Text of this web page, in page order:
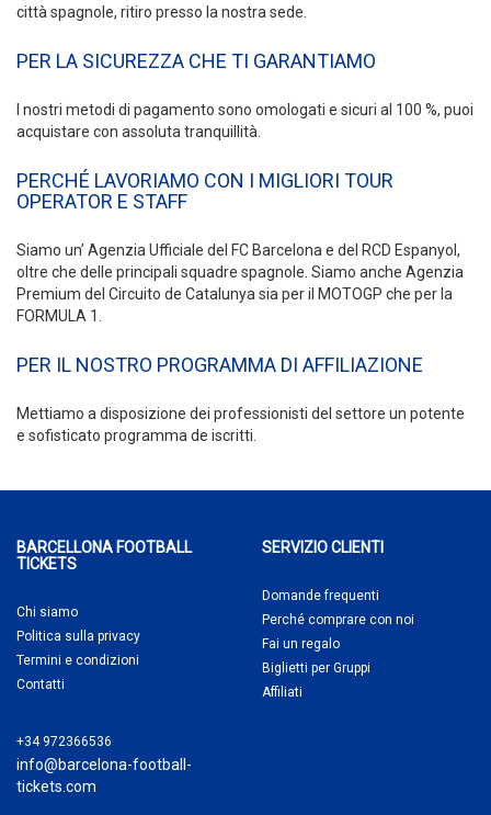
città spagnole, ritiro presso la nostra sede.
PER LA SICUREZZA CHE TI GARANTIAMO
I nostri metodi di pagamento sono omologati e sicuri al 100 %, puoi
acquistare con assoluta tranquillità.
PERCHÉ LAVORIAMO CON I MIGLIORI TOUR
OPERATOR E STAFF
Siamo un’ Agenzia Ufficiale del FC Barcelona e del RCD Espanyol,
oltre che delle principali squadre spagnole. Siamo anche Agenzia
Premium del Circuito de Catalunya sia per il MOTOGP che per la
FORMULA 1.
PER IL NOSTRO PROGRAMMA DI AFFILIAZIONE
Mettiamo a disposizione dei professionisti del settore un potente
e sofisticato programma de iscritti.
BARCELLONA FOOTBALL
TICKETS
Chi siamo
Politica sulla privacy
Termini e condizioni
Contatti
+34 972366536
info@barcelona-football-
tickets.com
SERVIZIO CLIENTI
Domande frequenti
Perché comprare con noi
Fai un regalo
Biglietti per Gruppi
Affiliati